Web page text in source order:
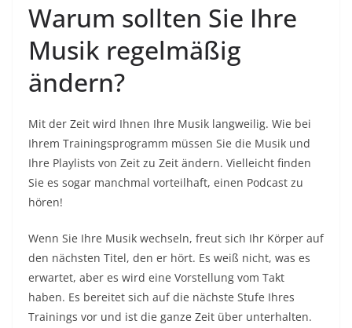
Warum sollten Sie Ihre
Musik regelmäßig
ändern?
Mit der Zeit wird Ihnen Ihre Musik langweilig. Wie bei
Ihrem Trainingsprogramm müssen Sie die Musik und
Ihre Playlists von Zeit zu Zeit ändern. Vielleicht finden
Sie es sogar manchmal vorteilhaft, einen Podcast zu
hören!
Wenn Sie Ihre Musik wechseln, freut sich Ihr Körper auf
den nächsten Titel, den er hört. Es weiß nicht, was es
erwartet, aber es wird eine Vorstellung vom Takt
haben. Es bereitet sich auf die nächste Stufe Ihres
Trainings vor und ist die ganze Zeit über unterhalten.